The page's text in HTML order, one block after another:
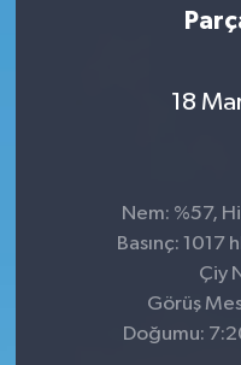
18
Nem: %57,
Basınç: 1017
Çiy
Görüş
Doğumu: